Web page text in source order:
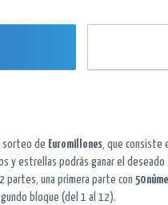
sorteo de Euromillones , que consiste
y estrellas podrás ganar el deseado
partes, una primera parte con 50
bloque (del 1 al 12).